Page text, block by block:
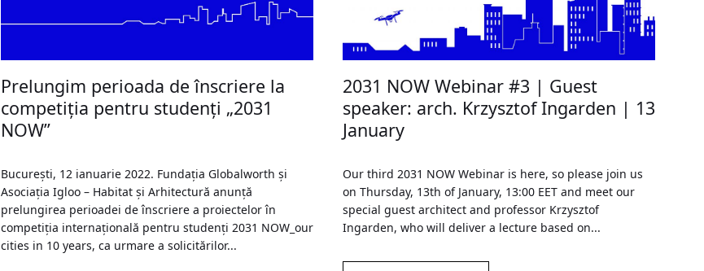
Prelungim perioada de înscriere la
competiția pentru studenți „2031
NOW”
București, 12 ianuarie 2022. Fundația Globalworth și
Asociația Igloo – Habitat și Arhitectură anunță
prelungirea perioadei de înscriere a proiectelor în
competiția internațională pentru studenți 2031 NOW_our
cities in 10 years, ca urmare a solicitărilor...
2031 NOW Webinar #3 | Guest
speaker: arch. Krzysztof Ingarden | 13
January
Our third 2031 NOW Webinar is here, so please join us
on Thursday, 13th of January, 13:00 EET and meet our
special guest architect and professor Krzysztof
Ingarden, who will deliver a lecture based on...